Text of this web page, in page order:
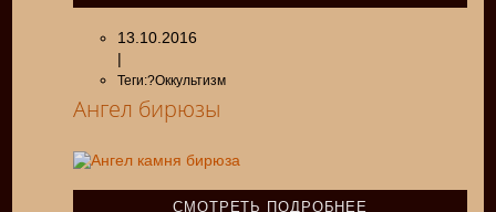
13.10.2016
|
Теги:?Оккультизм
Ангел бирюзы
СМОТРЕТЬ ПОДРОБНЕЕ